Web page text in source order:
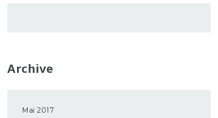
Archive
Mai 2017